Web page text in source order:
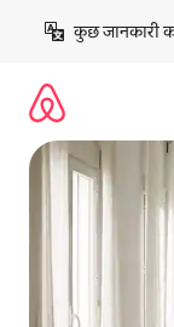
छोड़कर
कॉन्टेंट
कुछ जानकारी